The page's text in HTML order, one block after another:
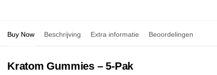
Buy Now Beschrijving Extra informatie Beoordelingen
Kratom Gummies – 5-Pak